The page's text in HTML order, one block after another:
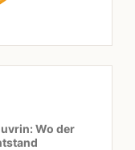
Wo der